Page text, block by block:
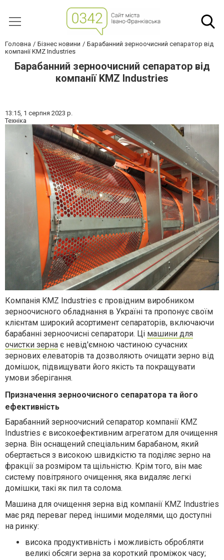
Головна Бізнес новини
Барабанний зерноочисний сепаратор від
компанії KMZ Industries
Барабанний зерноочисний сепаратор від
компанії KMZ Industries
13:15, 1 серпня 2023 р.
Техніка
Компанія KMZ Industries є провідним виробником
зерноочисного обладнання в Україні та пропонує своїм
клієнтам широкий асортимент сепараторів, включаючи
барабанні зерноочисні сепаратори. Ці машини для
очистки зерна є невід'ємною частиною сучасних
зернових елеваторів та дозволяють очищати зерно від
домішок, підвищувати його якість та покращувати
умови зберігання.
Призначення зерноочисного сепаратора та його
ефективність
Барабанний зерноочисний сепаратор компанії KMZ
Industries є високоефективним агрегатом для очищення
зерна. Він оснащений спеціальним барабаном, який
обертається з високою швидкістю та поділяє зерно на
фракції за розміром та щільністю. Крім того, він має
систему повітряного очищення, яка видаляє легкі
домішки, такі як пил та солома.
Машина для очищення зерна від компанії KMZ Industries
має ряд переваг перед іншими моделями, що доступні
на ринку:
висока продуктивність і можливість обробляти
великі обсяги зерна за короткий проміжок часу;